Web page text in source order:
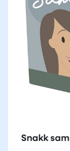
Snakk